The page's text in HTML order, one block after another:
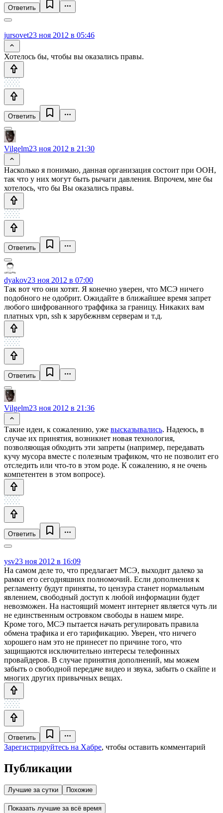
Ответить
jursovet23 ноя 2012 в 05:46
Хотелось бы, чтобы вы оказались правы.
Ответить
Vilgelm23 ноя 2012 в 21:30
Насколько я понимаю, данная организация состоит при ООН,
так что у них могут быть рычаги давления. Впрочем, мне бы
хотелось, что бы Вы оказались правы.
Ответить
dyakov23 ноя 2012 в 07:00
Так вот что они хотят. Я конечно уверен, что МСЭ ничего
подобного не одобрит. Ожидайте в ближайшее время запрет
любого шифрованного траффика за границу. Никаких вам
платных vpn, ssh к зарубежнвм серверам и т.д.
Ответить
Vilgelm23 ноя 2012 в 21:36
Такие идеи, к сожалению, уже высказывались. Надеюсь, в
случае их принятия, возникнет новая технология,
позволяющая обходить эти запреты (например, передавать
кучу мусора вместе с полезным трафиком, что не позволит его
отследить или что-то в этом роде. К сожалению, я не очень
компетентен в этом вопросе).
Ответить
ysv23 ноя 2012 в 16:09
На самом деле то, что предлагает МСЭ, выходит далеко за
рамки его сегодняшних полномочий. Если дополнения к
регламенту будут приняты, то цензура станет нормальным
явлением, свободный доступ к любой информации будет
невозможен. На настоящий момент интернет является чуть ли
не единственным островком свободы в нашем мире.
Кроме того, МСЭ пытается начать регулировать правила
обмена трафика и его тарификацию. Уверен, что ничего
хорошего нам это не принесет по причине того, что
защищаются исключительно интересы телефонных
провайдеров. В случае принятия дополнений, мы можем
забыть о свободной передаче видео и звука, забыть о скайпе и
многих других привычных вещах.
Ответить
Зарегистрируйтесь на Хабре, чтобы оставить комментарий
Публикации
Лучшие за сутки Похожие
Показать лучшие за всё время